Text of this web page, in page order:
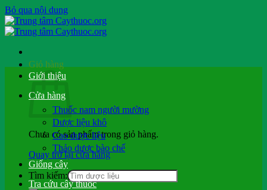
Bỏ qua nội dung
Giỏ hàng
Chưa có sản phẩm trong giỏ hàng.
Quay trở lại cửa hàng
Tìm kiếm:
Giới thiệu
Cửa hàng
Thuốc nam người mường
Dược liệu khô
Cao dược liệu
Thảo dược bào chế
Giống cây
Tra cứu cây thuốc